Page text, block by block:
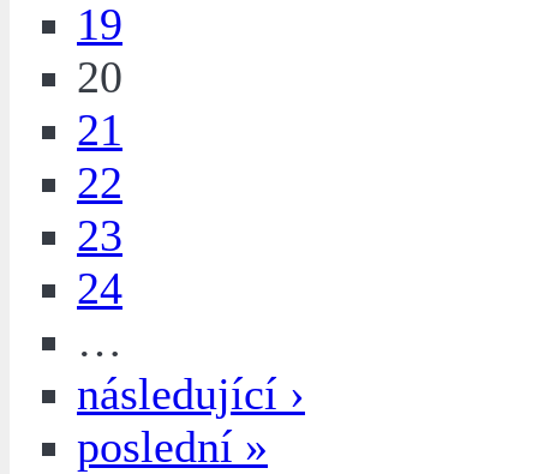
19
20
21
22
23
24
…
následující ›
poslední »